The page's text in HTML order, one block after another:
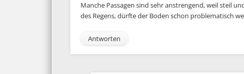
Manche Passagen sind sehr anstrengend, weil steil
des Regens, dürfte der Boden schon problematisch
Antworten